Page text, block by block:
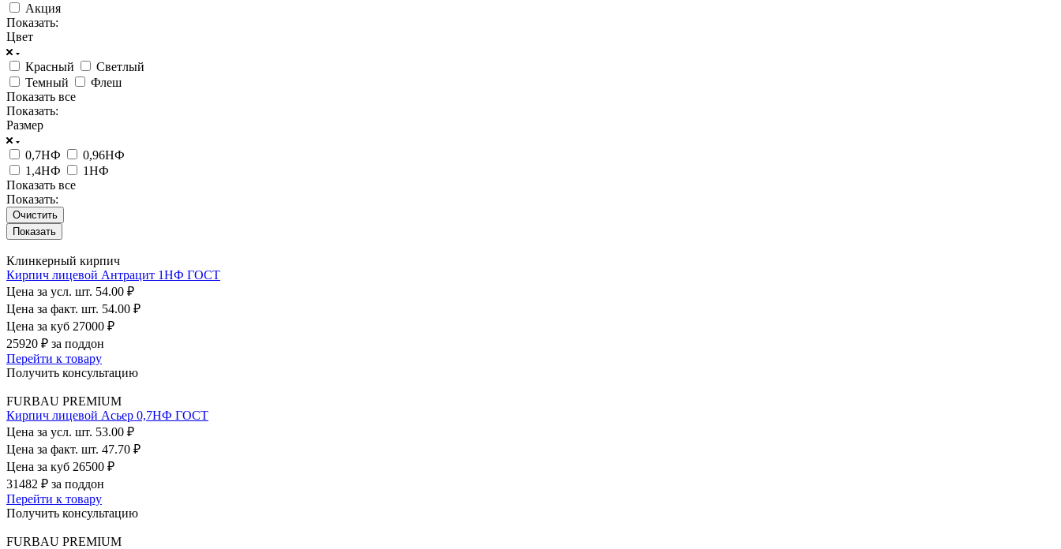
Акция
Показать:
Цвет
Красный
Светлый
Темный
Флеш
Показать все
Показать:
Размер
0,7НФ
0,96НФ
1,4НФ
1НФ
Показать все
Показать:
Очистить
Клинкерный кирпич
Кирпич лицевой Антрацит 1НФ ГОСТ
Цена за усл. шт. 54.00 ₽
Цена за факт. шт. 54.00 ₽
Цена за куб 27000 ₽
25920 ₽ за поддон
Перейти к товару
Получить консультацию
FURBAU PREMIUM
Кирпич лицевой Асьер 0,7НФ ГОСТ
Цена за усл. шт. 53.00 ₽
Цена за факт. шт. 47.70 ₽
Цена за куб 26500 ₽
31482 ₽ за поддон
Перейти к товару
Получить консультацию
FURBAU PREMIUM